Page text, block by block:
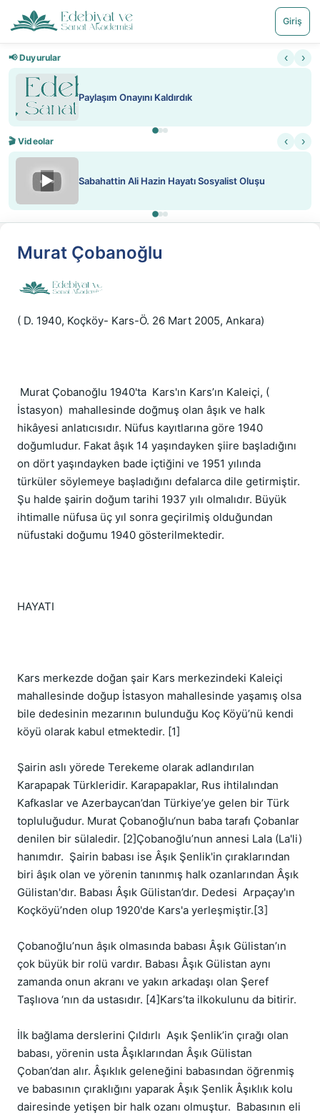
Giriş
📢 Duyurular ‹ ›
🎬 Videolar ‹ ›
Sosyalist Oluşu ▶ ATEŞ YAKMAK KONU
Murat Çobanoğlu
( D. 1940, Koçköy- Kars-Ö. 26 Mart 2005, Ankara)
İstasyon)  mahallesinde doğmuş olan âşık ve halk
hikâyesi anlatıcısıdır. Nüfus kayıtlarına göre 1940
doğumludur. Fakat âşık 14 yaşındayken şiire başladığını
on dört yaşındayken bade içtiğini ve 1951 yılında
türküler söylemeye başladığını defalarca dile getirmiştir.
Şu halde şairin doğum tarihi 1937 yılı olmalıdır. Büyük
ihtimalle nüfusa üç yıl sonra geçirilmiş olduğundan
nüfustaki doğumu 1940 gösterilmektedir.
HAYATI
Kars merkezde doğan şair Kars merkezindeki Kaleiçi
mahallesinde doğup İstasyon mahallesinde yaşamış olsa
bile dedesinin mezarının bulunduğu Koç Köyü’nü kendi
köyü olarak kabul etmektedir. [1]
Şairin aslı yörede Terekeme olarak adlandırılan
Karapapak Türkleridir. Karapapaklar, Rus ihtilalından
Kafkaslar ve Azerbaycan’dan Türkiye’ye gelen bir Türk
topluluğudur. Murat Çobanoğlu‘nun baba tarafı Çobanlar
denilen bir sülaledir. [2]Çobanoğlu’nun annesi Lala (La'li)
hanımdır.  Şairin babası ise Âşık Şenlik'in çıraklarından
biri âşık olan ve yörenin tanınmış halk ozanlarından Âşık
Gülistan'dır. Babası Âşık Gülistan’dır. Dedesi  Arpaçay'ın
Koçköyü’nden olup 1920'de Kars'a yerleşmiştir.[3]
Çobanoğlu’nun âşık olmasında babası Âşık Gülistan’ın
çok büyük bir rolü vardır. Babası Âşık Gülistan aynı
zamanda onun akranı ve yakın arkadaşı olan Şeref
Taşlıova ‘nın da ustasıdır. [4]Kars’ta ilkokulunu da bitirir.
İlk bağlama derslerini Çıldırlı  Aşık Şenlik’in çırağı olan
babası, yörenin usta Âşıklarından Âşık Gülistan
Çoban’dan alır. Âşıklık geleneğini babasından öğrenmiş
ve babasının çıraklığını yaparak Âşık Şenlik Âşıklık kolu
dairesinde yetişen bir halk ozanı olmuştur.  Babasının eli